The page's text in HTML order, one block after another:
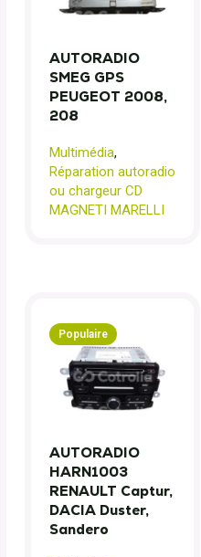
AUTORADIO
SMEG GPS
PEUGEOT 2008,
208
Multimédia,
Réparation autoradio
ou chargeur CD
MAGNETI MARELLI
Populaire
AUTORADIO
HARN1003
RENAULT Captur,
DACIA Duster,
Sandero